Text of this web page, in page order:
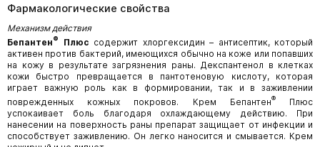
Фармакологические свойства
Механизм действия
Бепантен® Плюс содержит хлоргексидин – антисептик, который
активен против бактерий, имеющихся обычно на коже или попавших
на кожу в результате загрязнения раны. Декспантенол в клетках
кожи быстро превращается в пантотеновую кислоту, которая
играет важную роль как в формировании, так и в заживлении
поврежденных кожных покровов. Крем Бепантен®Плюс
успокаивает боль благодаря охлаждающему действию. При
нанесении на поверхность раны препарат защищает от инфекции и
способствует заживлению. Он легко наносится и смывается. Крем